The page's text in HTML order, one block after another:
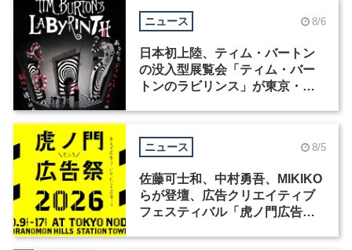
ニュース 8/6
日本初上陸、ティム・バートン
の没入型展覧会「ティム・バー
トンのラビリンス」が東京・豊
ニュース 8/5
佐藤可士和、中村勇吾、MIKIKO
らが登壇、広告クリエイティブ
フェスティバル「虎ノ門広告